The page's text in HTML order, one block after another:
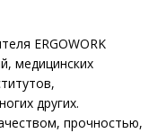
ERGOWORK
медицинских
других.
прочностью,